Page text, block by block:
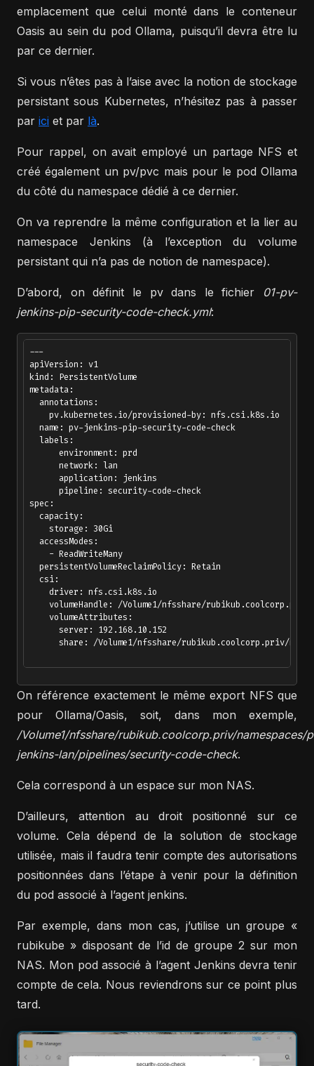
emplacement que celui monté dans le conteneur
Oasis au sein du pod Ollama, puisqu’il devra être lu
par ce dernier.
Si vous n’êtes pas à l’aise avec la notion de stockage
persistant sous Kubernetes, n’hésitez pas à passer
par ici et par là.
Pour rappel, on avait employé un partage NFS et
créé également un pv/pvc mais pour le pod Ollama
du côté du namespace dédié à ce dernier.
On va reprendre la même configuration et la lier au
namespace Jenkins (à l’exception du volume
persistant qui n’a pas de notion de namespace).
D’abord, on définit le pv dans le fichier 01-pv-
jenkins-pip-security-code-check.yml:
---
apiVersion: v1
kind: PersistentVolume
metadata:
  annotations:
    pv.kubernetes.io/provisioned-by: nfs.csi.k8s.io
  name: pv-jenkins-pip-security-code-check
  labels:
      environment: prd
      network: lan
      application: jenkins
      pipeline: security-code-check
spec:
  capacity:
    storage: 30Gi
  accessModes:
    - ReadWriteMany
  persistentVolumeReclaimPolicy: Retain
  csi:
    driver: nfs.csi.k8s.io
volumeHandle: /Volume1/nfsshare/
    volumeAttributes:
      server: 192.168.10.152
share: /Volume1/nfsshare/rubikub.coolcorp.priv/
On référence exactement le même export NFS que
pour Ollama/Oasis, soit, dans mon exemple,
/Volume1/nfsshare/rubikub.coolcorp.priv/namespaces/
jenkins-lan/pipelines/security-code-check.
Cela correspond à un espace sur mon NAS.
D’ailleurs, attention au droit positionné sur ce
volume. Cela dépend de la solution de stockage
utilisée, mais il faudra tenir compte des autorisations
positionnées dans l’étape à venir pour la définition
du pod associé à l’agent jenkins.
Par exemple, dans mon cas, j’utilise un groupe «
rubikube » disposant de l’id de groupe 2 sur mon
NAS. Mon pod associé à l’agent Jenkins devra tenir
compte de cela. Nous reviendrons sur ce point plus
tard.